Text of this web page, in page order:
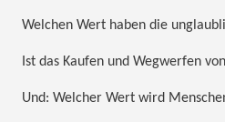
Welchen Wert haben die
Ist das Kaufen und Wegwerfen
Und: Welcher Wert wird